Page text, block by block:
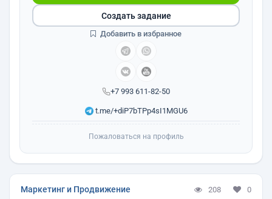
+7 993 611-82-50
t.me/+diP7bTPp4sI1MGU6
Создать задание
Добавить в избранное
Пожаловаться на профиль
Маркетинг и Продвижение 208 0